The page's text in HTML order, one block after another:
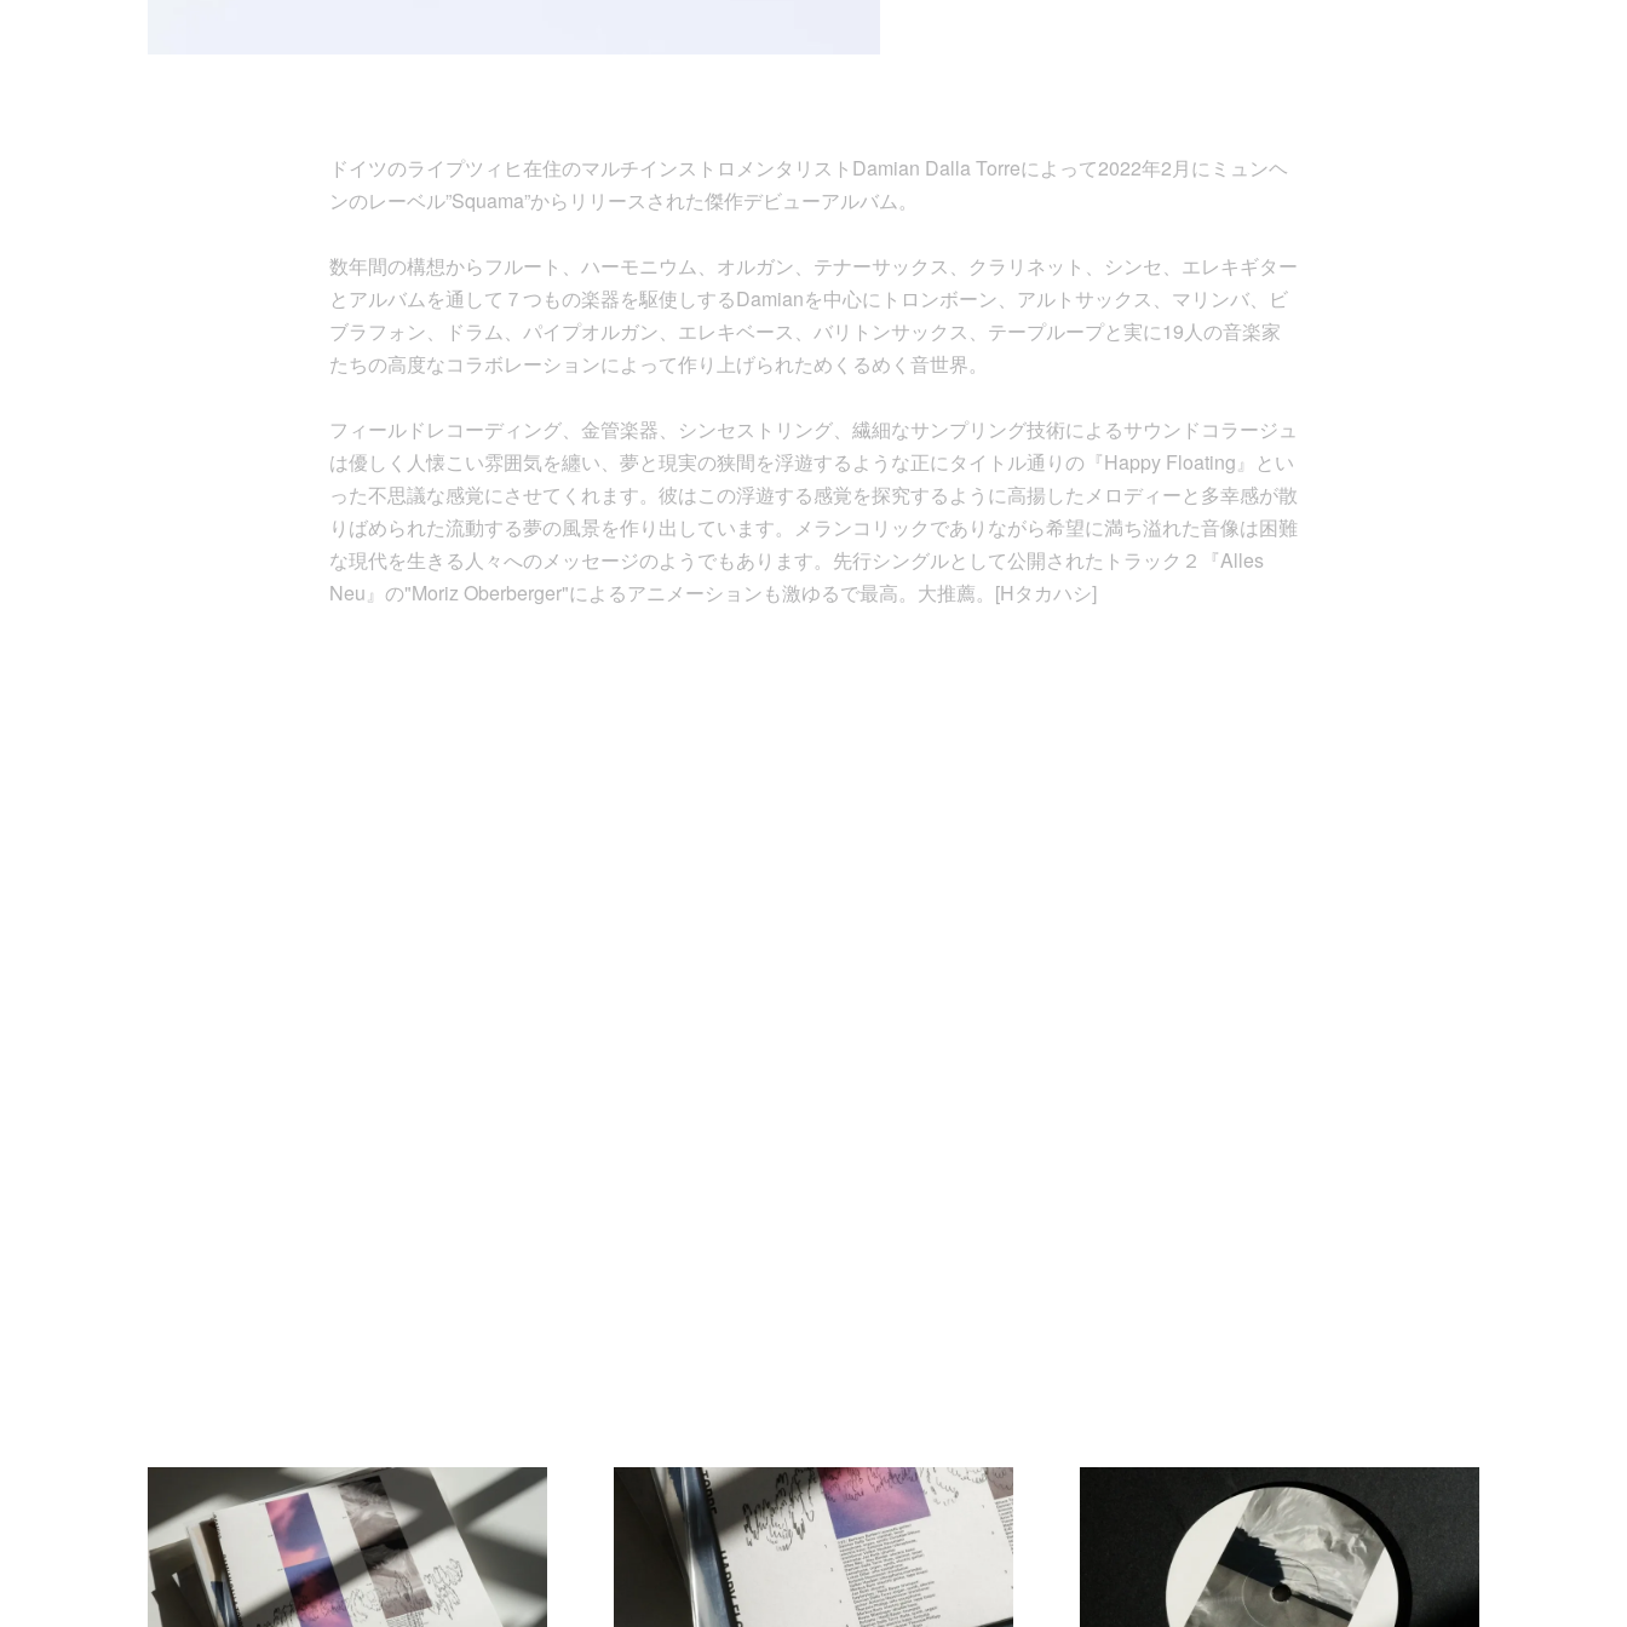
ドイツのライプツィヒ在住のマルチインストロメンタリストDamian Dalla Torreによって2022年2月にミュンヘ
ンのレーベル”Squama”からリリースされた傑作デビューアルバム。
数年間の構想からフルート、ハーモニウム、オルガン、テナーサックス、クラリネット、シンセ、エレキギター
とアルバムを通して７つもの楽器を駆使しするDamianを中心にトロンボーン、アルトサックス、マリンバ、ビ
ブラフォン、ドラム、パイプオルガン、エレキベース、バリトンサックス、テープループと実に19人の音楽家
たちの高度なコラボレーションによって作り上げられためくるめく音世界。
フィールドレコーディング、金管楽器、シンセストリング、繊細なサンプリング技術によるサウンドコラージュ
は優しく人懐こい雰囲気を纏い、夢と現実の狭間を浮遊するような正にタイトル通りの『Happy Floating』とい
った不思議な感覚にさせてくれます。彼はこの浮遊する感覚を探究するように高揚したメロディーと多幸感が散
りばめられた流動する夢の風景を作り出しています。メランコリックでありながら希望に満ち溢れた音像は困難
な現代を生きる人々へのメッセージのようでもあります。先行シングルとして公開されたトラック２『Alles
Neu』の"Moriz Oberberger"によるアニメーションも激ゆるで最高。大推薦。[Hタカハシ]